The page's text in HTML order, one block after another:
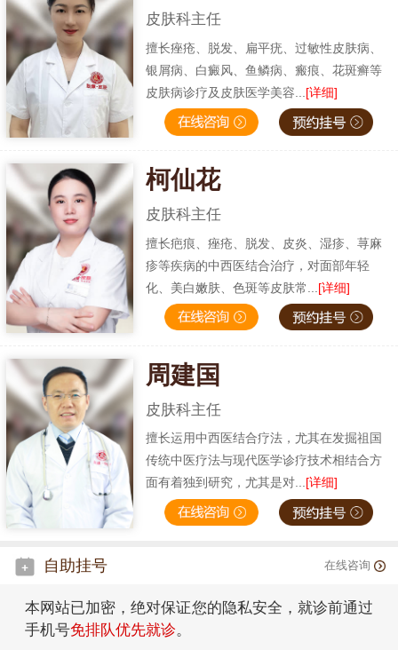
皮肤科主任
擅长痤疮、脱发、扁平疣、过敏性皮肤病、
银屑病、白癜风、鱼鳞病、瘢痕、花斑癣等
皮肤病诊疗及皮肤医学美容... [详细]
柯仙花
皮肤科主任
擅长疤痕、痤疮、脱发、皮炎、湿疹、荨麻
疹等疾病的中西医结合治疗，对面部年轻
化、美白嫩肤、色斑等皮肤常... [详细]
周建国
皮肤科主任
擅长运用中西医结合疗法，尤其在发掘祖国
传统中医疗法与现代医学诊疗技术相结合方
面有着独到研究，尤其是对...[详细]
自助挂号 在线咨询
本网站已加密，绝对保证您的隐私安全，就诊前通过
手机号免排队优先就诊。